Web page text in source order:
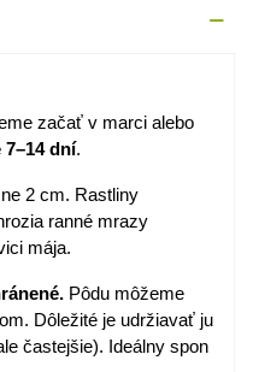
začať v marci alebo
dní.
2 cm. Rastliny
ranné mrazy
mája.
Pôdu môžeme
Dôležité je udržiavať ju
častejšie). Ideálny spon